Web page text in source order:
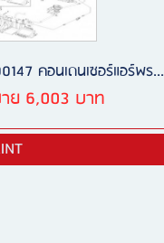
คอนเดนเซอร์แอร์พร...
ย 6,003 บาท